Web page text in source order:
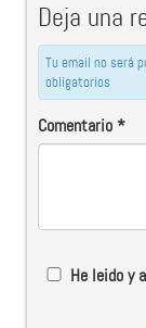
Deja una
Tu email no será
obligatorios
Comentario*
He leido y